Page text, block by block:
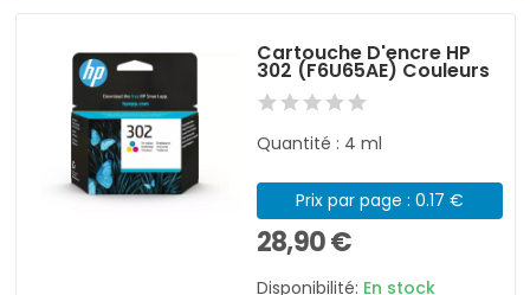
Cartouche D'encre HP
302 (F6U65AE) Couleurs
Quantité : 4 ml
Prix par page : 0.17 €
28,90 €
Disponibilité: En stock